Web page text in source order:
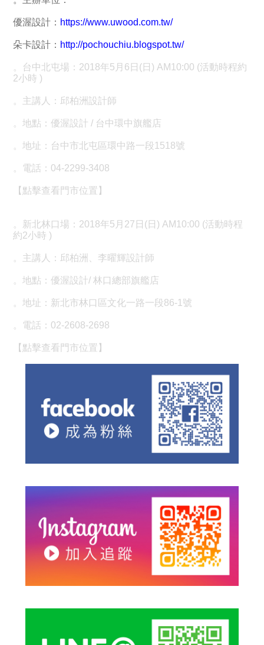
優渥設計： https://www.uwood.com.tw/
朵卡設計： http://pochouchiu.blogspot.tw/
。台中北屯場：2018年5月6日(日) AM10:00 (活動時程約
2小時 )
。主講人：邱柏洲設計師
。地點：優渥設計 / 台中環中旗艦店
。地址：台中市北屯區環中路一段1518號
。電話：04-2299-3408
【點擊查看門市位置】
。新北林口場：2018年5月27日(日) AM10:00 (活動時程
約2小時 )
。主講人：邱柏洲、李曜輝設計師
。地點：優渥設計/ 林口總部旗艦店
。地址：新北市林口區文化一路一段86-1號
。電話：02-2608-2698
【點擊查看門市位置】